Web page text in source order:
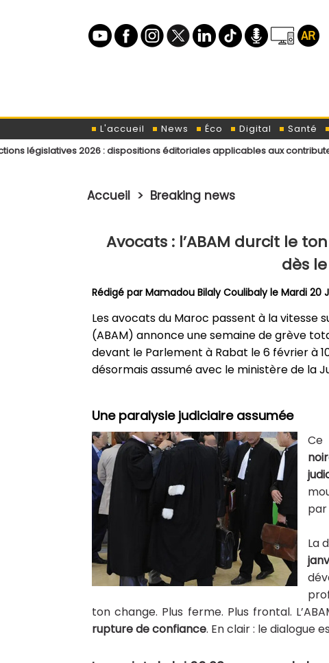
L'accueil News Éco Digital Santé
2026 : dispositions éditoriales applicables aux contributeurs et
Accueil > Breaking news
Avocats : l’ABAM durcit le
dès
Rédigé parMamadou Bilaly Coulibalyle Mardi 20
Les avocats du Maroc passent à la vitesse
(ABAM) annonce une semaine de grève
devant le Parlement à Rabat le 6 février à
désormais assumé avec le ministère de la
Une paralysie judiciaire assumée
Ce
par
La
ton change. Plus ferme. Plus frontal.
rupture de confiance. En clair : le dialogue